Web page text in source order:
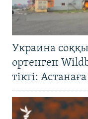
Украина
өртенген
тікті: